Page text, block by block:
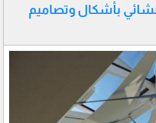
بأشكال وتصاميم